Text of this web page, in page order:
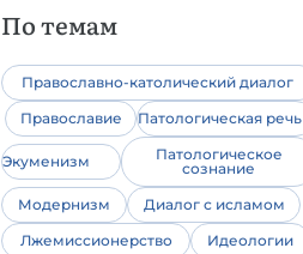
По темам
Православно-католический диалог
Православие
Патологическая речь
Экуменизм
Патологическое
сознание
Модернизм
Диалог с исламом
Лжемиссионерство
Идеологии